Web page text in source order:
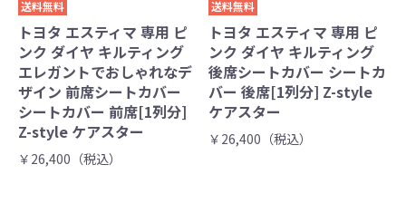
送料無料
トヨタ エスティマ 専用 ピ
ンク ダイヤ キルティング
エレガントでおしゃれなデ
ザイン 前席シートカバー
シートカバー 前席[1列分]
Z-style ケアスター
￥26,400（税込）
送料無料
トヨタ エスティマ 専用 ピ
ンク ダイヤ キルティング
後席シートカバー シートカ
バー 後席[1列分] Z-style
ケアスター
￥26,400（税込）